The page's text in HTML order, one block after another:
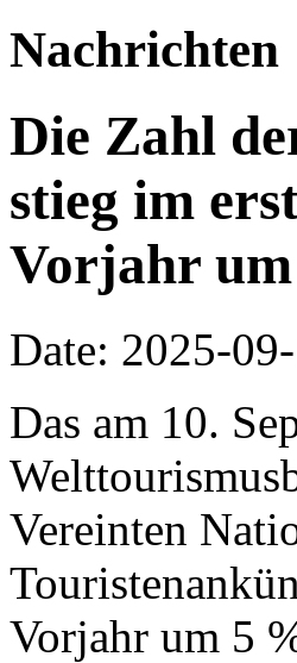
Nachrichten
Die Zahl
stieg im
Vorjahr
Date: 2025-
Das am 10.
Vereinten
Vorjahr um 5